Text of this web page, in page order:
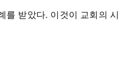
를 받았다. 이것이 교회의 시